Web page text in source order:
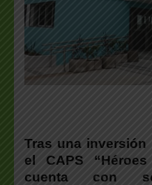
Tras una inversión
el CAPS
cuenta con